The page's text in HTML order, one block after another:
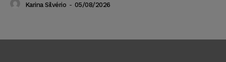
Karina Silvério - 05/08/2026